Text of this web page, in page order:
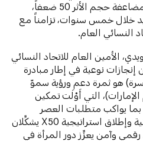
والأسرة – X50»، الهادفة إلى مضاعفة حجم الأثر 50 ضعفاً،
مستفيد خلال خمس سنوات، تزامناً مع
النسائي العام.
الأمين العام للاتحاد النسائي
نوعية في إطار مبادرة
هو ثمرة دعم ورؤية سموّ
التي أَوْلَت تمكين
يواكب متطلبات العصر
الرقمي. إنَّ تخريج الدفعة الثانية وإطلاق استراتيجية X50 يشكِّلان
وآمن يعزِّز دور المرأة في